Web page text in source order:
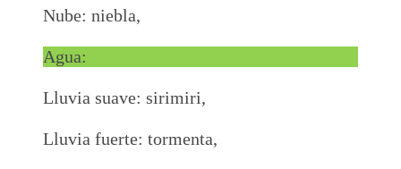
Nube: niebla,
Agua:
Lluvia suave: sirimiri,
Lluvia fuerte: tormenta,